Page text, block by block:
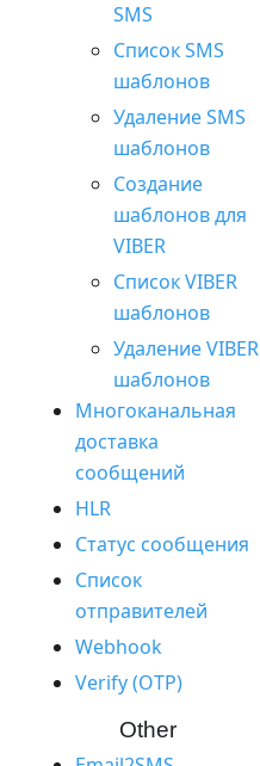
SMS
Список SMS
шаблонов
Удаление SMS
шаблонов
Создание
шаблонов для
VIBER
Список VIBER
шаблонов
Удаление VIBER
шаблонов
Многоканальная
доставка
сообщений
HLR
Статус сообщения
Список
отправителей
Webhook
Verify (OTP)
Other